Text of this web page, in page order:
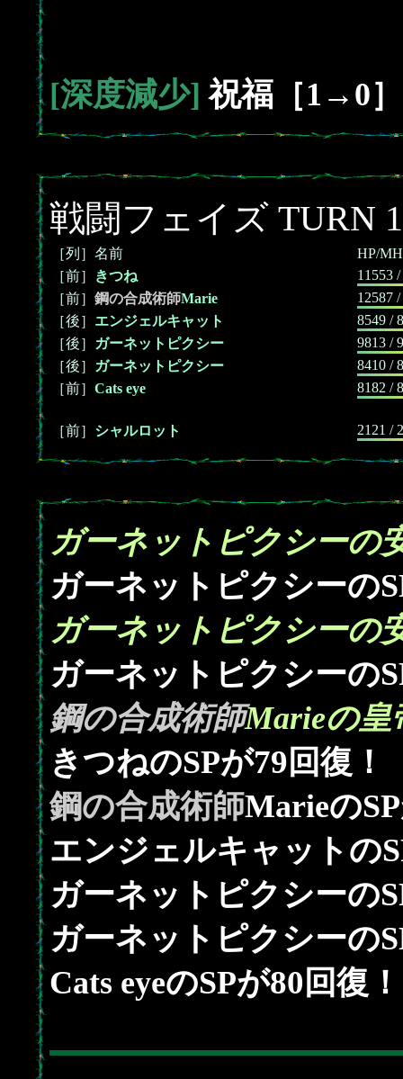
[深度減少]祝福［1→0］
戦闘フェイズ TURN 1
［列］名前
HP/
［前］
きつね
11553
［前］ 鋼の合成術師Marie
12587
［後］ エンジェルキャット
8549 /
［後］
ガーネットピクシー
9813 /
［後］
ガーネットピクシー
8410 /
［前］ Cats eye 8182 /
［前］ シャルロット 2121 /
ガーネットピクシーの
ガーネットピクシーの
ガーネットピクシーの
ガーネットピクシーの
鋼の合成術師Marieの皇
きつねのSPが79 回復！
鋼の合成術師Marieの
エンジェルキャットの
ガーネットピクシーの
ガーネットピクシーの
Cats eyeのSPが80 回復！